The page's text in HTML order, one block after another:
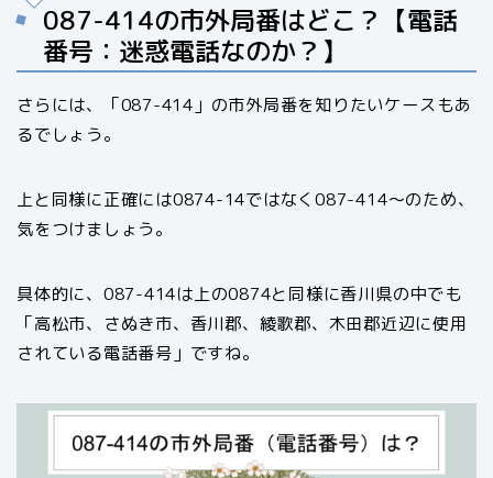
087-414の市外局番はどこ？【電話
番号：迷惑電話なのか？】
さらには、「087-414」の市外局番を知りたいケースもあ
るでしょう。
上と同様に正確には0874-14ではなく087-414〜のため、
気をつけましょう。
具体的に、087-414は上の0874と同様に香川県の中でも
「高松市、さぬき市、香川郡、綾歌郡、木田郡近辺に使用
されている電話番号」ですね。